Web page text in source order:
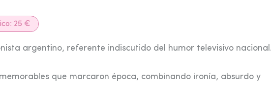
25 €
argentino, referente indiscutido del humor televisivo
que marcaron época, combinando ironía, absurdo y